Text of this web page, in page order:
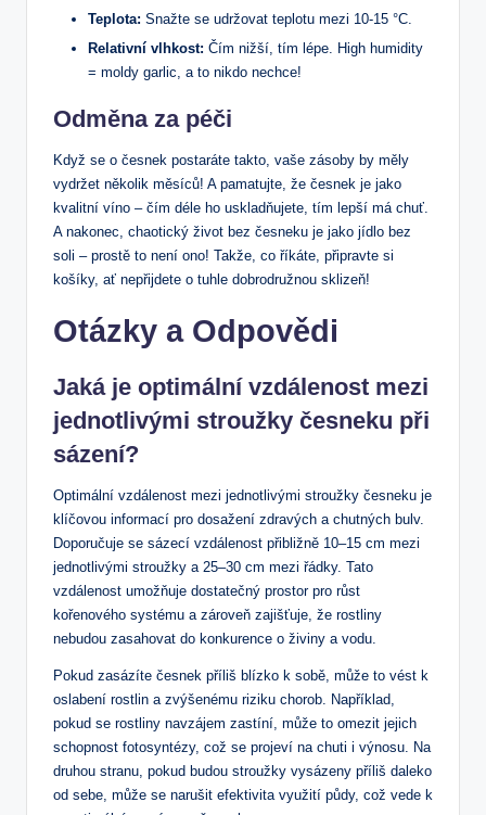
Teplota: Snažte se udržovat teplotu mezi 10-15 °C.
Relativní vlhkost: Čím nižší, tím lépe. High humidity
= moldy garlic, a to nikdo nechce!
Odměna za péči
Když se o česnek postaráte takto, vaše zásoby by měly
vydržet několik měsíců! A pamatujte, že česnek je jako
kvalitní víno – čím déle ho uskladňujete, tím lepší má chuť.
A nakonec, chaotický život bez česneku je jako jídlo bez
soli – prostě to není ono! Takže, co říkáte, připravte si
košíky, ať nepřijdete o tuhle dobrodružnou sklizeň!
Otázky a Odpovědi
Jaká je optimální vzdálenost mezi
jednotlivými stroužky česneku při
sázení?
Optimální vzdálenost mezi jednotlivými stroužky česneku je
klíčovou informací pro dosažení zdravých a chutných bulv.
Doporučuje se sázecí vzdálenost přibližně 10–15 cm mezi
jednotlivými stroužky a 25–30 cm mezi řádky. Tato
vzdálenost umožňuje dostatečný prostor pro růst
kořenového systému a zároveň zajišťuje, že rostliny
nebudou zasahovat do konkurence o živiny a vodu.
Pokud zasázíte česnek příliš blízko k sobě, může to vést k
oslabení rostlin a zvýšenému riziku chorob. Například,
pokud se rostliny navzájem zastíní, může to omezit jejich
schopnost fotosyntézy, což se projeví na chuti i výnosu. Na
druhou stranu, pokud budou stroužky vysázeny příliš daleko
od sebe, může se narušit efektivita využití půdy, což vede k